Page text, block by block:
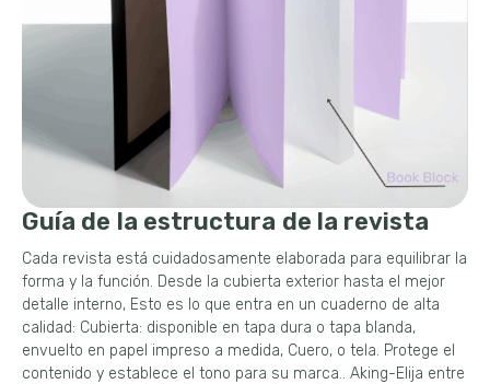
Guía de la estructura de la revista
Cada revista está cuidadosamente elaborada para equilibrar la
forma y la función. Desde la cubierta exterior hasta el mejor
detalle interno, Esto es lo que entra en un cuaderno de alta
calidad: Cubierta: disponible en tapa dura o tapa blanda,
envuelto en papel impreso a medida, Cuero, o tela. Protege el
contenido y establece el tono para su marca.. Aking-Elija entre